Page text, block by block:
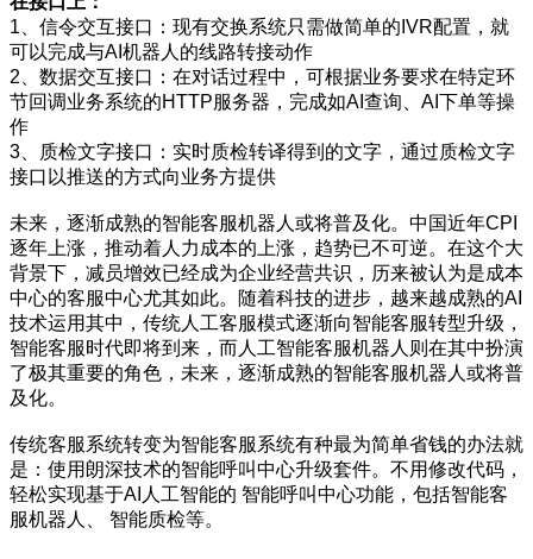
1、信令交互接口：现有交换系统只需做简单的IVR配置，就
可以完成与AI机器人的线路转接动作
2、数据交互接口：在对话过程中，可根据业务要求在特定环
节回调业务系统的HTTP服务器，完成如AI查询、AI下单等操
作
3、质检文字接口：实时质检转译得到的文字，通过质检文字
接口以推送的方式向业务方提供
未来，逐渐成熟的智能客服机器人或将普及化。中国近年CPI
逐年上涨，推动着人力成本的上涨，趋势已不可逆。在这个大
背景下，减员增效已经成为企业经营共识，历来被认为是成本
中心的客服中心尤其如此。随着科技的进步，越来越成熟的AI
技术运用其中，传统人工客服模式逐渐向智能客服转型升级，
智能客服时代即将到来，而人工智能客服机器人则在其中扮演
了极其重要的角色，未来，逐渐成熟的智能客服机器人或将普
及化。
传统客服系统转变为智能客服系统有种最为简单省钱的办法就
是：使用朗深技术的智能呼叫中心升级套件。不用修改代码，
轻松实现基于AI人工智能的 智能呼叫中心功能，包括智能客
服机器人、 智能质检等。